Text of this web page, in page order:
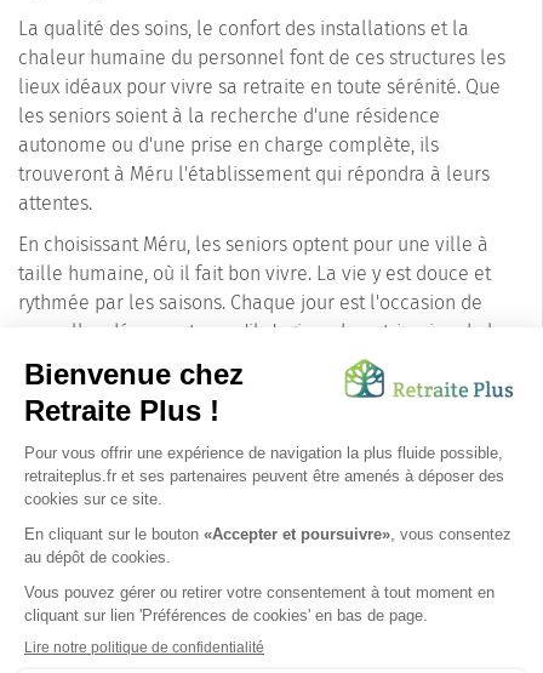
La qualité des soins, le confort des installations et la
chaleur humaine du personnel font de ces structures les
lieux idéaux pour vivre sa retraite en toute sérénité. Que
les seniors soient à la recherche d'une résidence
autonome ou d'une prise en charge complète, ils
trouveront à Méru l'établissement qui répondra à leurs
attentes.
En choisissant Méru, les seniors optent pour une ville à
taille humaine, où il fait bon vivre. La vie y est douce et
rythmée par les saisons. Chaque jour est l'occasion de
nouvelles découvertes, qu'il s'agisse du patrimoine de la
ville, de la nature environnante ou des nombreuses
activités proposées.
Méru, c'est la promesse d'une retraite sereine et
épanouissante, dans une ville qui a su préserver son
authenticité tout en se dotant des infrastructures
nécessaires à la qualité de vie de ses habitants. Les
personnes âgées y seront accueillies à bras ouverts et
pourront profiter pleinement de cette nouvelle étape de
leur vie.